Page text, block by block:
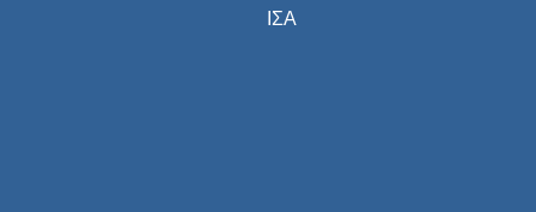
ΙΣΑ